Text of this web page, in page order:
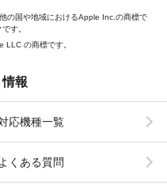
の国や地域におけるApple Inc.の商標で
す。
の商標です。
報
応機種一覧
よくある質問